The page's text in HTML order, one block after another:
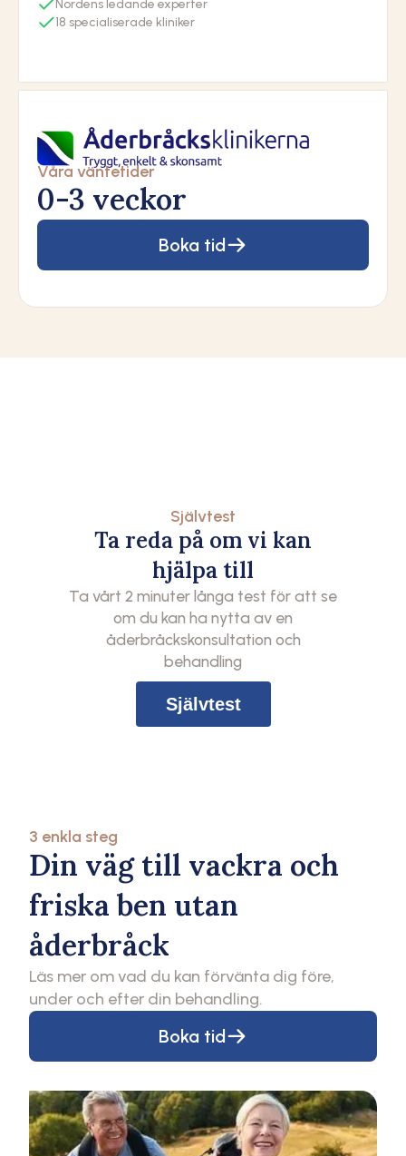
Nordens ledande experter
18
Våra väntetider
0-3 veckor
Boka tid
Självtest
Ta reda på om vi kan
hjälpa till
Ta vårt 2 minuter långa test för att se
om du kan ha nytta av en
åderbråckskonsultation och
behandling
Självtest
3 enkla steg
Din väg till vackra och
friska ben utan
åderbråck
Läs mer om vad du kan förvänta dig före,
under och efter din behandling.
Boka tid